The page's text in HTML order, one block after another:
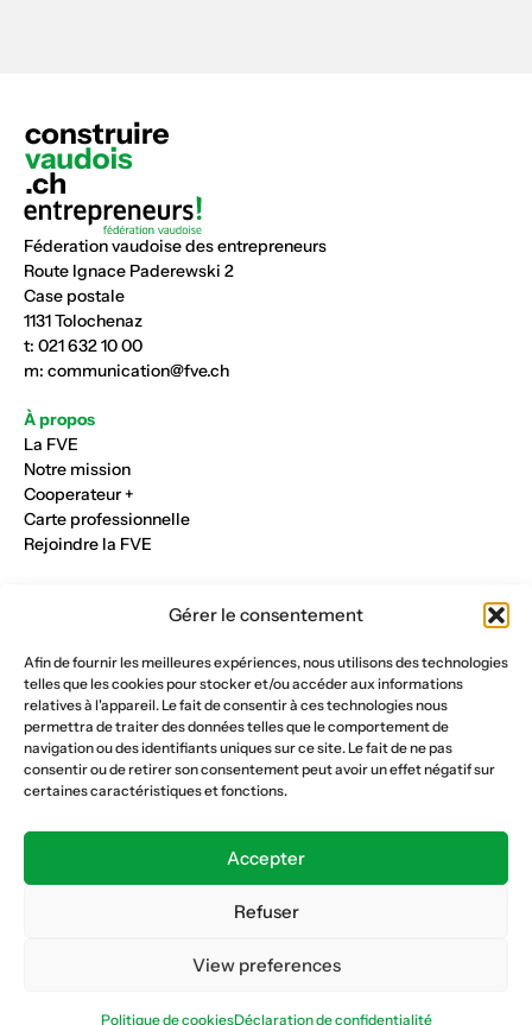
Gérer le consentement
Afin de fournir les meilleures expériences, nous utilisons des technologies
telles que les cookies pour stocker et/ou accéder aux informations
relatives à l'appareil. Le fait de consentir à ces technologies nous
permettra de traiter des données telles que le comportement de
navigation ou des identifiants uniques sur ce site. Le fait de ne pas
consentir ou de retirer son consentement peut avoir un effet négatif sur
certaines caractéristiques et fonctions.
Accepter
Refuser
View preferences
Politique de cookiesDéclaration de confidentialité
Féderation vaudoise des entrepreneurs
Route Ignace Paderewski 2
Case postale
1131 Tolochenaz
t: 021 632 10 00
m: communication@fve.ch
À propos
La FVE
Notre mission
Cooperateur +
Carte professionnelle
Rejoindre la FVE
Maçonnerie et génie civil
Parqueterie et sols
Menuiserie et bois
Plâtrerie et peinture
Nous suivre
Formation continue
Caisse AVS 66.1